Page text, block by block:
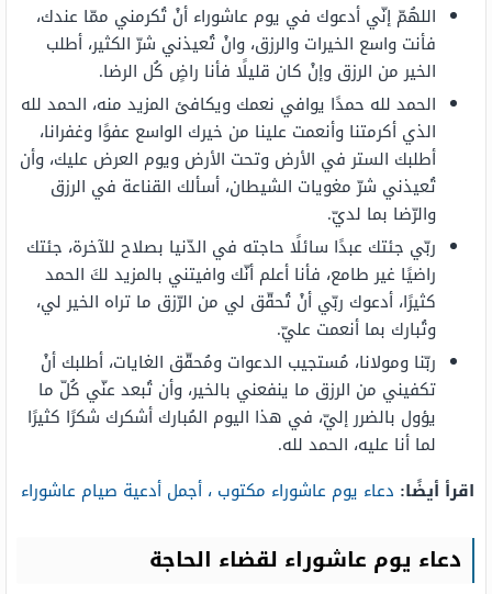
اللهُمّ إنّي أدعوك في يوم عاشوراء أنْ تُكرمني ممّا عندك،
فأنت واسع الخيرات والرزق، وانْ تُعيذني شرّ الكثير، أطلب
الخير من الرزق وإنْ كان قليلًا فأنا راضٍ كُل الرضا.
الحمد لله حمدًا يوافي نعمك ويكافئ المزيد منه، الحمد لله
الذي أكرمتنا وأنعمت علينا من خيرك الواسع عفوًا وغفرانا،
أطلبك الستر في الأرض وتحت الأرض ويوم العرض عليك، وأن
تُعيذني شرّ مغويات الشيطان، أسألك القناعة في الرزق
والرّضا بما لديّ.
ربّي جئتك عبدًا سائلًا حاجته في الدّنيا بصلاح للآخرة، جئتك
راضيًا غير طامع، فأنا أعلم أنّك وافيتني بالمزيد لكَ الحمد
كثيرًا، أدعوك ربّي أنْ تُحقّق لي من الرّزق ما تراه الخير لي،
وتُبارك بما أنعمت عليّ.
ربّنا ومولانا، مُستجيب الدعوات ومُحقّق الغايات، أطلبك أنْ
تكفيني من الرزق ما ينفعني بالخير، وأن تُبعد عنّي كُلّ ما
يؤول بالضرر إليّ، في هذا اليوم المُبارك أشكرك شكرًا كثيرًا
لما أنا عليه، الحمد لله.
اقرأ أيضًا: دعاء يوم عاشوراء مكتوب ، أجمل أدعية صيام عاشوراء
دعاء يوم عاشوراء لقضاء الحاجة